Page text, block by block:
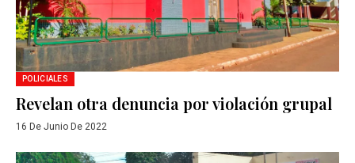
POLICIALES
Revelan otra denuncia por violación grupal
16 De Junio De 2022